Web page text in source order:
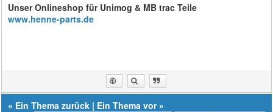
Unser Onlineshop für Unimog & MB trac Teile
www.henne-parts.de
« Ein Thema zurück | Ein Thema vor»